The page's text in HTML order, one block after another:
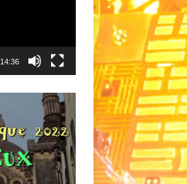
14:36
VIDÉOS